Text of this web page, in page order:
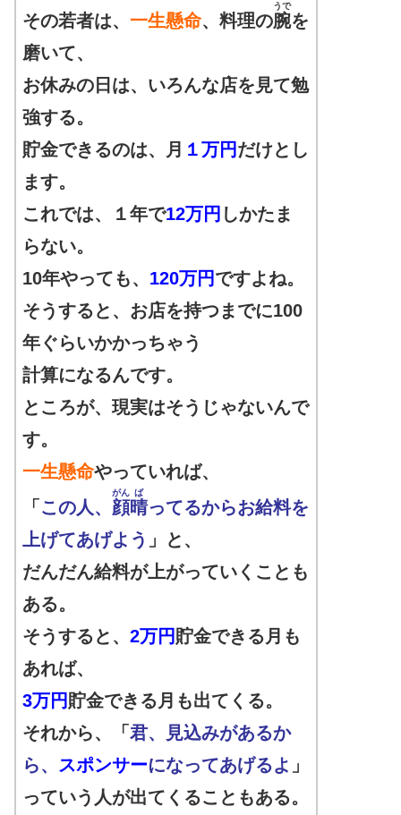
その若者は、 一生懸命、料理の腕
うで
を
磨いて、
お休みの日は、いろんな店を見て勉
強する。
貯金できるのは、月 １万円だけとし
ます。
これでは、１年で12万円 しかたま
らない。
10年やっても、 120万円ですよね。
そうすると、お店を持つまでに100
年ぐらいかかっちゃう
計算になるんです。
ところが、現実はそうじゃないんで
す。
一生懸命やっていれば、
「 この人、 顔
がん
晴
ば
ってるからお給料を
上げてあげよう 」と、
だんだん給料が上がっていくことも
ある。
そうすると、 2万円貯金できる月も
あれば、
3万円貯金できる月も出てくる。
それから、「 君、見込みがあるか
ら、 スポンサーになってあげるよ 」
っていう人が出てくることもある。